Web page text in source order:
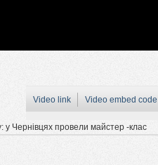
Video link Video embed code
у Чернівцях провели майстер -клас